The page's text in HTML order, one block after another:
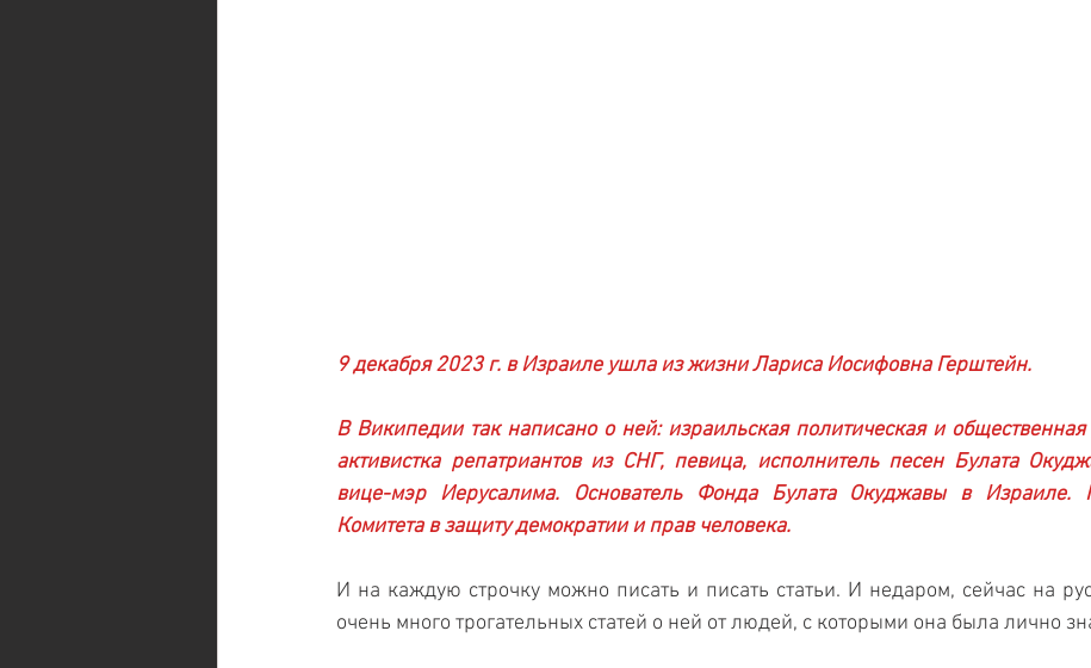
9 декабря 2023 г. в Израиле ушла из жизни Лариса Иосифовна Герштейн.
В Википедии так написано о ней: израильская политическая и общественная
активистка репатриантов из СНГ, певица, исполнитель песен Булата
вице-мэр Иерусалима. Основатель Фонда Булата Окуджавы в Израиле.
Комитета в защиту демократии и прав человека.
И на каждую строчку можно писать и писать статьи. И недаром, сейчас на
очень много трогательных статей о ней от людей, с которыми она была лично